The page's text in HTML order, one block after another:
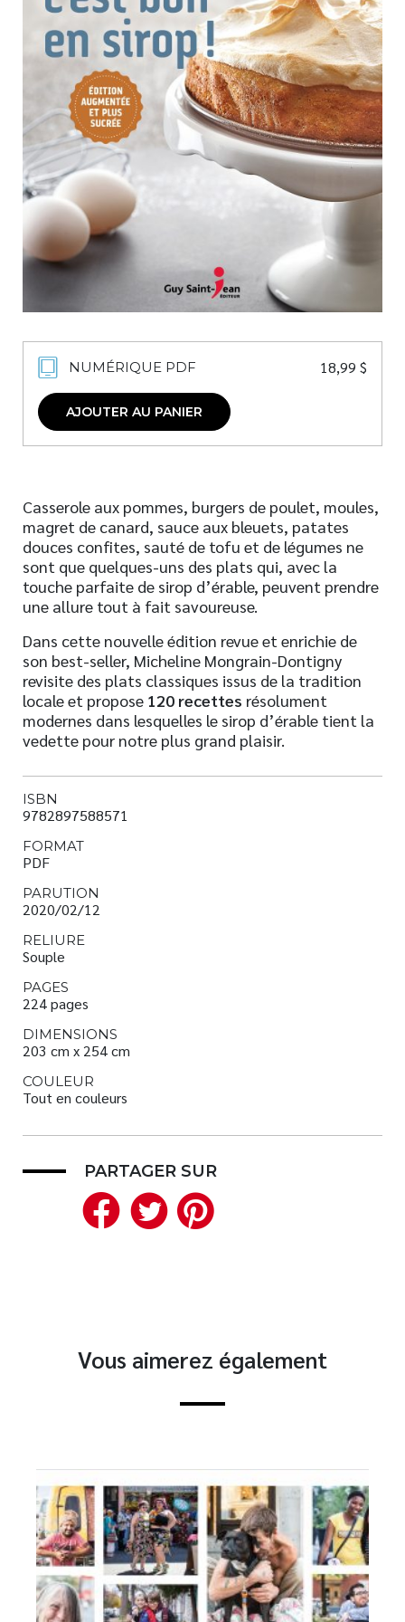
Numérique
Livres audio
Meilleurs vendeurs
Page vedette
AUTEURS
À PROPOS
CONTACT
NUMÉRIQUE PDF 18,99 $
AJOUTER AU PANIER
Casserole aux pommes, burgers de poulet, moules,
magret de canard, sauce aux bleuets, patates
douces confites, sauté de tofu et de légumes ne
sont que quelques-uns des plats qui, avec la
touche parfaite de sirop d’érable, peuvent prendre
une allure tout à fait savoureuse.
Dans cette nouvelle édition revue et enrichie de
son best-seller, Micheline Mongrain-Dontigny
revisite des plats classiques issus de la tradition
locale et propose 120 recettes résolument
modernes dans lesquelles le sirop d’érable tient la
vedette pour notre plus grand plaisir.
ISBN
9782897588571
FORMAT
PDF
PARUTION
2020/02/12
RELIURE
Souple
PAGES
224 pages
DIMENSIONS
203 cm x 254 cm
COULEUR
Tout en couleurs
PARTAGER SUR
Facebook
Twitter
Vous aimerez également